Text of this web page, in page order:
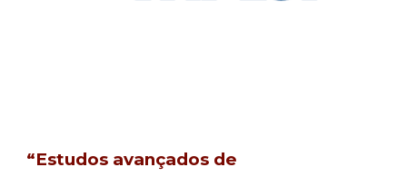
“Estudos avançados de